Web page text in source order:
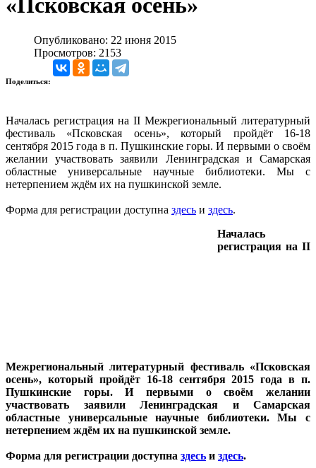
«Псковская осень»
Опубликовано: 22 июня 2015
Просмотров: 2153
Поделиться:
Началась регистрация на II Межрегиональный литературный
фестиваль «Псковская осень», который пройдёт 16-18
сентября 2015 года в п. Пушкинские горы. И первыми о своём
желании участвовать заявили Ленинградская и Самарская
областные универсальные научные библиотеки. Мы с
нетерпением ждём их на пушкинской земле.
Форма для регистрации доступна здесь и здесь.
Началась
регистрация на II
Межрегиональный литературный фестиваль «Псковская
осень», который пройдёт 16-18 сентября 2015 года в п.
Пушкинские горы. И первыми о своём желании
участвовать заявили Ленинградская и Самарская
областные универсальные научные библиотеки. Мы с
нетерпением ждём их на пушкинской земле.
Форма для регистрации доступна здесь и здесь.